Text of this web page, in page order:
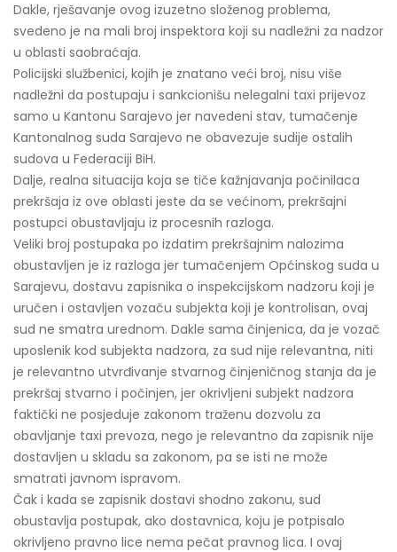
Dakle, rješavanje ovog izuzetno složenog problema,
svedeno je na mali broj inspektora koji su nadležni za nadzor
u oblasti saobraćaja.
Policijski službenici, kojih je znatano veći broj, nisu više
nadležni da postupaju i sankcionišu nelegalni taxi prijevoz
samo u Kantonu Sarajevo jer navedeni stav, tumačenje
Kantonalnog suda Sarajevo ne obavezuje sudije ostalih
sudova u Federaciji BiH.
Dalje, realna situacija koja se tiče kažnjavanja počinilaca
prekršaja iz ove oblasti jeste da se većinom, prekršajni
postupci obustavljaju iz procesnih razloga.
Veliki broj postupaka po izdatim prekršajnim nalozima
obustavljen je iz razloga jer tumačenjem Općinskog suda u
Sarajevu, dostavu zapisnika o inspekcijskom nadzoru koji je
uručen i ostavljen vozaču subjekta koji je kontrolisan, ovaj
sud ne smatra urednom. Dakle sama činjenica, da je vozač
uposlenik kod subjekta nadzora, za sud nije relevantna, niti
je relevantno utvrđivanje stvarnog činjeničnog stanja da je
prekršaj stvarno i počinjen, jer okrivljeni subjekt nadzora
faktički ne posjeduje zakonom traženu dozvolu za
obavljanje taxi prevoza, nego je relevantno da zapisnik nije
dostavljen u skladu sa zakonom, pa se isti ne može
smatrati javnom ispravom.
Čak i kada se zapisnik dostavi shodno zakonu, sud
obustavlja postupak, ako dostavnica, koju je potpisalo
okrivljeno pravno lice nema pečat pravnog lica. I ovaj